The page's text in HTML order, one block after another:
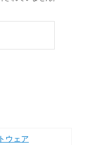
ウェア